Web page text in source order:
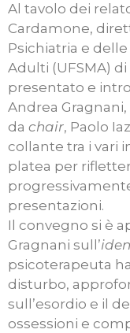
Al tavolo dei
Cardamone,
Psichiatria e
Adulti (UFSMA)
presentato e
Andrea Gragnani,
da chair, Paolo
collante tra i vari
platea per
presentazioni.
Il convegno si è
Gragnani sull’
psicoterapeuta
disturbo,
sull’esordio e il
ossessioni e